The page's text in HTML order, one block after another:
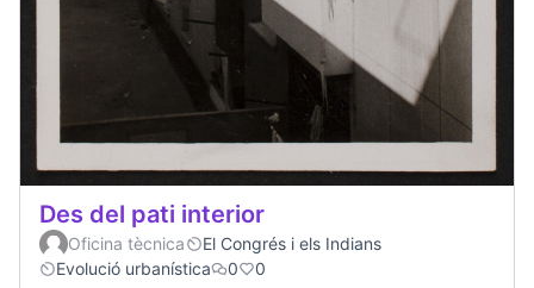
Des del pati interior
Oficina tècnica
El Congrés i els Indians
Evolució urbanística
0 0